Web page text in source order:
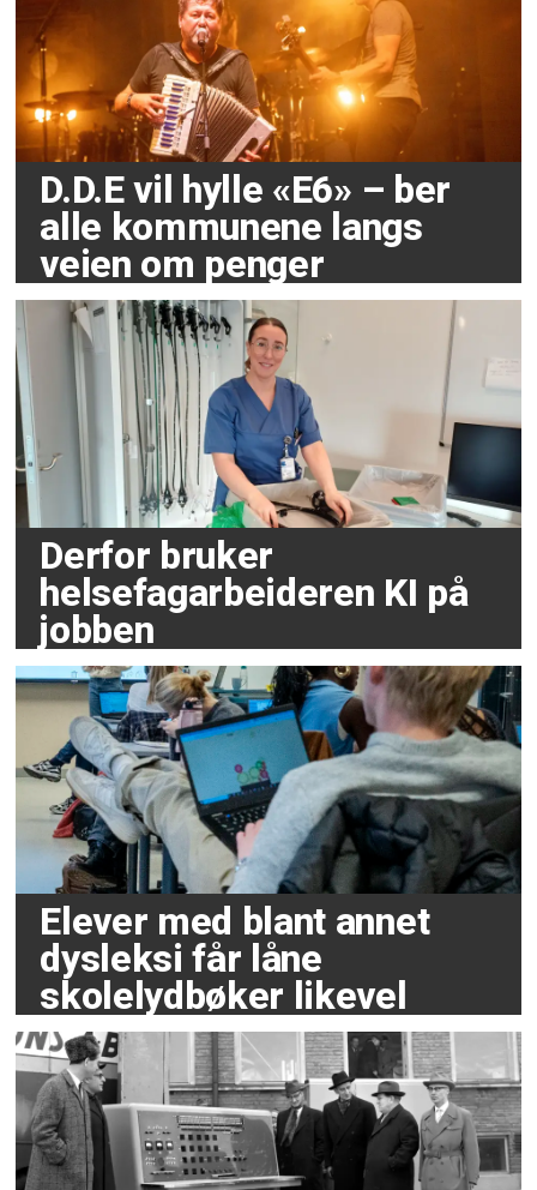
D.D.E vil hylle «E6» – ber
alle kommunene langs
veien om penger
Derfor bruker
helsefagarbeideren KI på
jobben
Elever med blant annet
dysleksi får låne
skolelydbøker likevel